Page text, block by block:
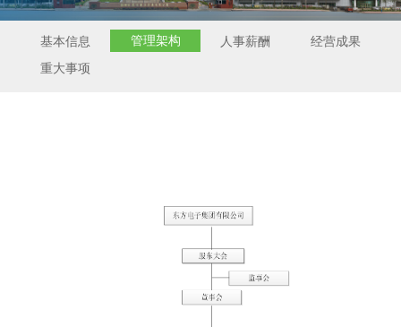
基本信息 管理架构 人事薪酬
经营成果
重大事项